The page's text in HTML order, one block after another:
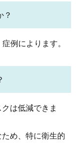
？
例によります。
は低減できま
め、特に衛生的